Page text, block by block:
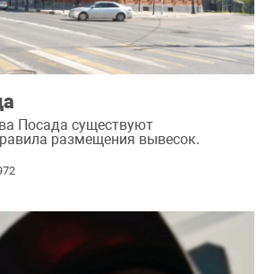
Посада существуют
размещения вывесок.